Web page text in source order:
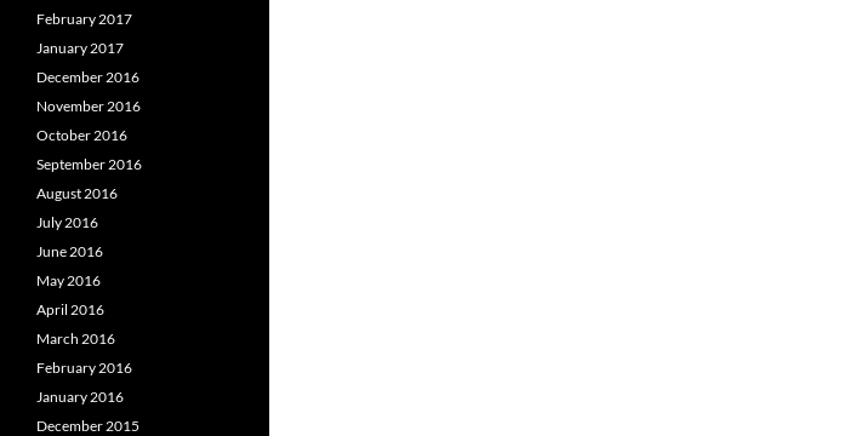
February 2017
January 2017
December 2016
November 2016
October 2016
September 2016
August 2016
July 2016
June 2016
May 2016
April 2016
March 2016
February 2016
January 2016
December 2015